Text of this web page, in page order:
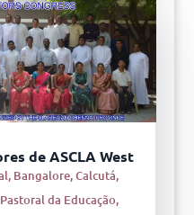
de ASCLA West
, Bangalore,Calcutá,
Pastoral da Educação,